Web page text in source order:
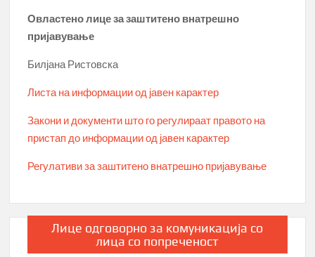
Овластено лице за заштитено внатрешно
пријавување
Билјана Ристовска
Листа на информации од јавен карактер
Закони и документи што го регулираат правото на
пристап до информации од јавен карактер
Регулативи за заштитено внатрешно пријавување
Лице одговорно за комуникација со
лица со попреченост